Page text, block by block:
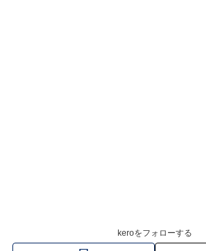
keroをフォローする